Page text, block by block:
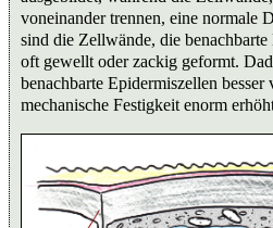
voneinander trennen, eine normale
sind die Zellwände, die
oft gewellt oder zackig geformt.
benachbarte Epidermiszellen besser
mechanische Festigkeit enorm